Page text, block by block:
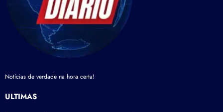
Notícias de verdade na hora certa!
ÚLTIMAS